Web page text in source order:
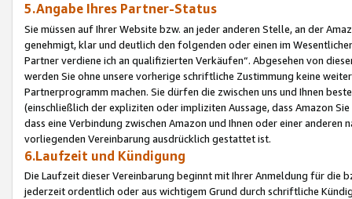
5.Angabe Ihres Partner-Status
Sie müssen auf Ihrer Website bzw. an jeder anderen Stelle, an der
genehmigt, klar und deutlich den folgenden oder einen im
Partner verdiene ich an qualifizierten Verkäufen“. Abgesehen von
werden Sie ohne unsere vorherige schriftliche Zustimmung keine
Partnerprogramm machen. Sie dürfen die zwischen uns und Ihnen
(einschließlich der expliziten oder impliziten Aussage, dass Amazon
dass eine Verbindung zwischen Amazon und Ihnen oder einer
vorliegenden Vereinbarung ausdrücklich gestattet ist.
6.Laufzeit und Kündigung
Die Laufzeit dieser Vereinbarung beginnt mit Ihrer Anmeldung für die
jederzeit ordentlich oder aus wichtigem Grund durch schriftliche